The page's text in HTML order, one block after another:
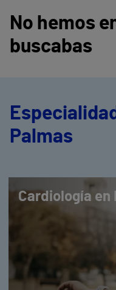
No hemos
buscabas
Palmas
Cardiología en